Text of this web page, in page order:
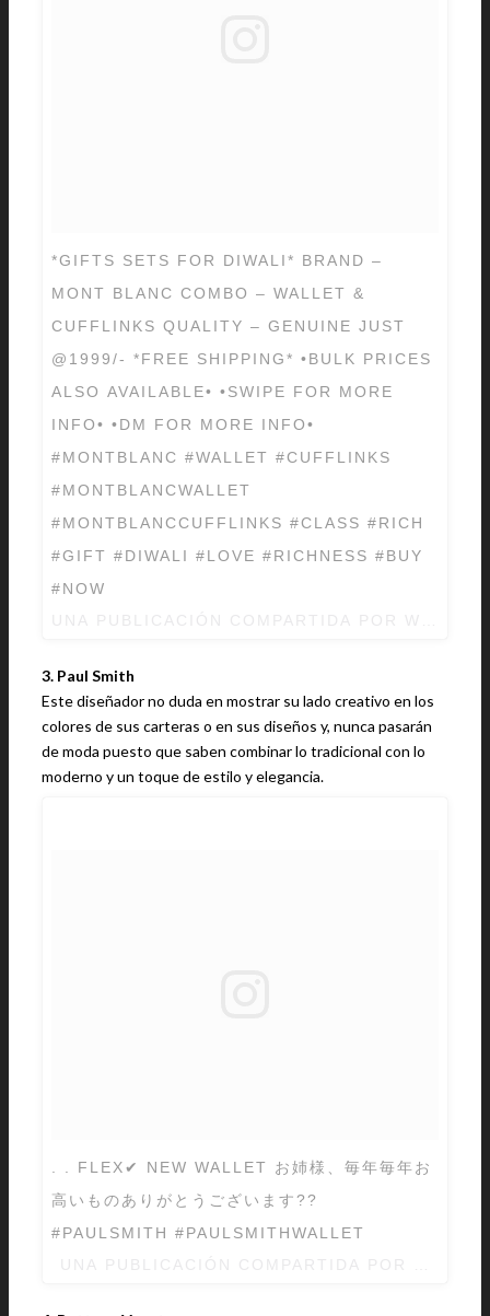
*GIFTS SETS FOR DIWALI* BRAND –
MONT BLANC COMBO – WALLET &
CUFFLINKS QUALITY – GENUINE JUST
@1999/- *FREE SHIPPING* •BULK PRICES
ALSO AVAILABLE• •SWIPE FOR MORE
INFO• •DM FOR MORE INFO•
#MONTBLANC #WALLET #CUFFLINKS
#MONTBLANCWALLET
#MONTBLANCCUFFLINKS #CLASS #RICH
#GIFT #DIWALI #LOVE #RICHNESS #BUY
#NOW
3. Paul Smith
Este diseñador no duda en mostrar su lado creativo en los
colores de sus carteras o en sus diseños y, nunca pasarán
de moda puesto que saben combinar lo tradicional con lo
moderno y un toque de estilo y elegancia.
. . FLEX✔︎ NEW WALLET お姉様、毎年毎年お
高いものありがとうございます??
#PAULSMITH #PAULSMITHWALLET